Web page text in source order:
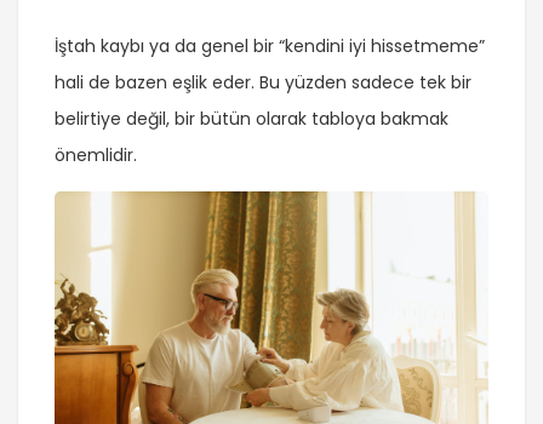
İştah kaybı ya da genel bir “kendini iyi hissetmeme”
hali de bazen eşlik eder. Bu yüzden sadece tek bir
belirtiye değil, bir bütün olarak tabloya bakmak
önemlidir.